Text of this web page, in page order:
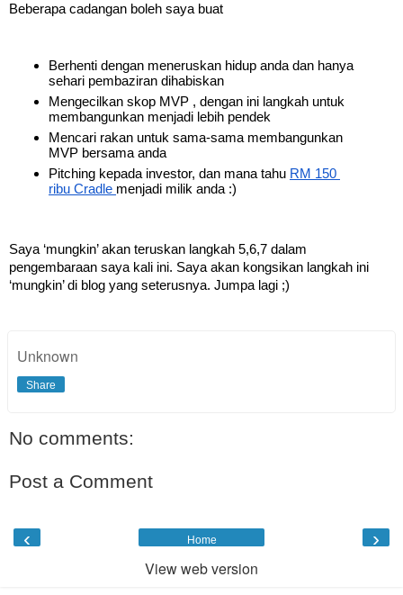
Beberapa cadangan boleh saya buat
Berhenti dengan meneruskan hidup anda dan hanya
sehari pembaziran dihabiskan
Mengecilkan skop MVP , dengan ini langkah untuk
membangunkan menjadi lebih pendek
Mencari rakan untuk sama-sama membangunkan
MVP bersama anda
Pitching kepada investor, dan mana tahu RM 150
ribu Cradle menjadi milik anda :)
Saya ‘mungkin’ akan teruskan langkah 5,6,7 dalam
pengembaraan saya kali ini. Saya akan kongsikan langkah ini
‘mungkin’ di blog yang seterusnya. Jumpa lagi ;)
Unknown
Share
No comments:
Post a Comment
‹ ›
Home
View web version